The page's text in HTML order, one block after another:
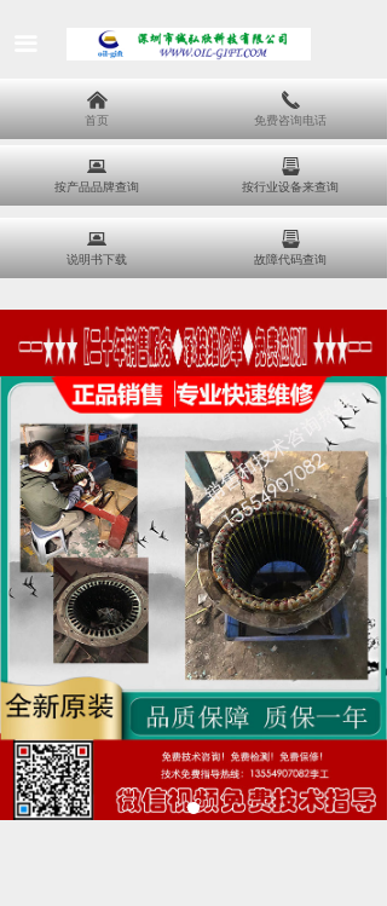
뀵
按产品品牌查询
뀣
按行业设备来查询
낀
首页
끅
免费咨询电话
뀵
说明书下载
뀣
故障代码查询